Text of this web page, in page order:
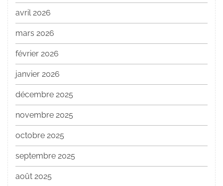
avril 2026
mars 2026
février 2026
janvier 2026
décembre 2025
novembre 2025
octobre 2025
septembre 2025
août 2025